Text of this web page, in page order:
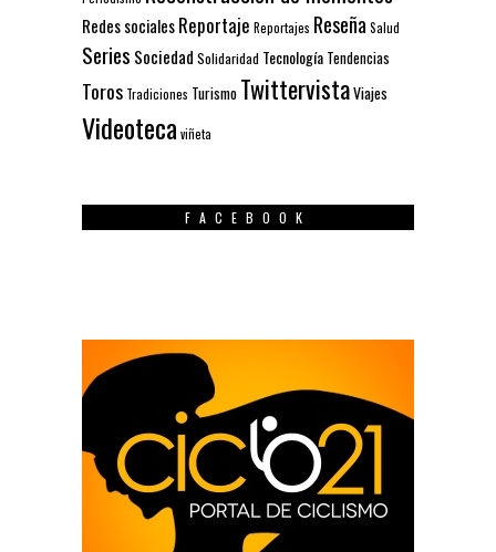
Redes socialesReportaje Reportajes ReseñaSalud
Series Sociedad Solidaridad Tecnología Tendencias
Toros Tradiciones Turismo TwittervistaViajes
Videotecaviñeta
FACEBOOK